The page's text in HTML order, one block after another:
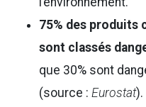
75% des produits
sont classés
que 30% sont
(source : Eurostat).